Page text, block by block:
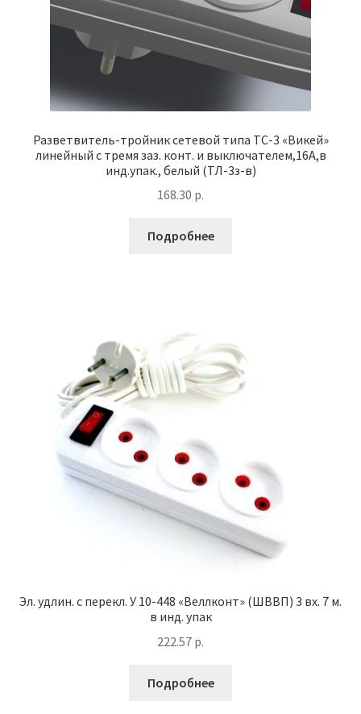
Разветвитель-тройник сетевой типа ТС-3 «Викей»
линейный с тремя заз. конт. и выключателем,16А,в
инд.упак., белый (ТЛ-3з-в)
168.30 р.
Подробнее
Эл. удлин. с перекл. У 10-448 «Веллконт» (ШВВП) 3 вх. 7 м.
в инд. упак
222.57 р.
Подробнее